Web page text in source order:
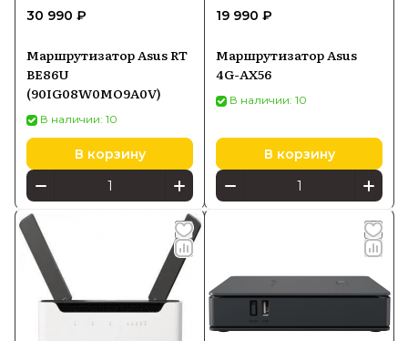
30 990 ₽
Маршрутизатор Asus RT
BE86U
(90IG08W0MO9A0V)
В наличии: 10
В корзину
19 990 ₽
Маршрутизатор Asus
4G-AX56
В наличии: 10
В корзину